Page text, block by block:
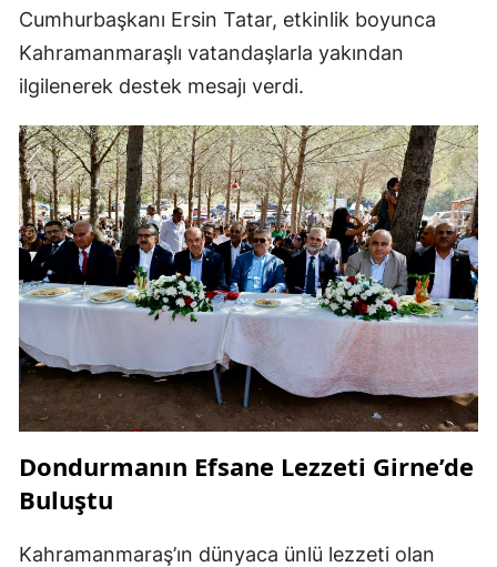
Cumhurbaşkanı Ersin Tatar, etkinlik boyunca
Kahramanmaraşlı vatandaşlarla yakından
ilgilenerek destek mesajı verdi.
Dondurmanın Efsane Lezzeti Girne’de
Buluştu
Kahramanmaraş’ın dünyaca ünlü lezzeti olan